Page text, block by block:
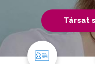
Társat